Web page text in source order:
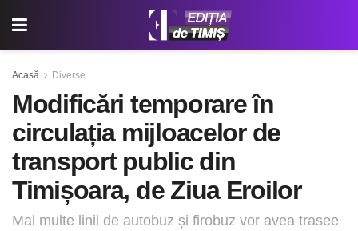
Acasă Diverse
Modificări temporare în
circulația mijloacelor de
transport public din
Timișoara, de Ziua Eroilor
Mai multe linii de autobuz și firobuz vor avea trasee